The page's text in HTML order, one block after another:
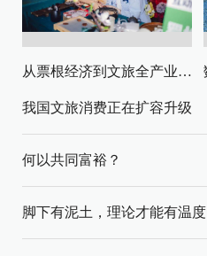
从票根经济到文旅全产业链升级
我国文旅消费正在扩容升级
何以共同富裕？
脚下有泥土，理论才能有温度